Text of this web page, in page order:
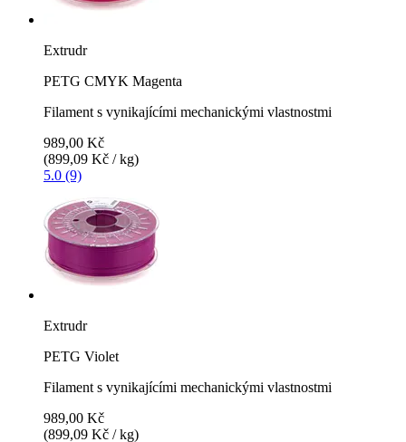
Extrudr
PETG CMYK Magenta
Filament s vynikajícími mechanickými vlastnostmi
989,00 Kč
(899,09 Kč / kg)
5.0 (9)
Extrudr
PETG Violet
Filament s vynikajícími mechanickými vlastnostmi
989,00 Kč
(899,09 Kč / kg)